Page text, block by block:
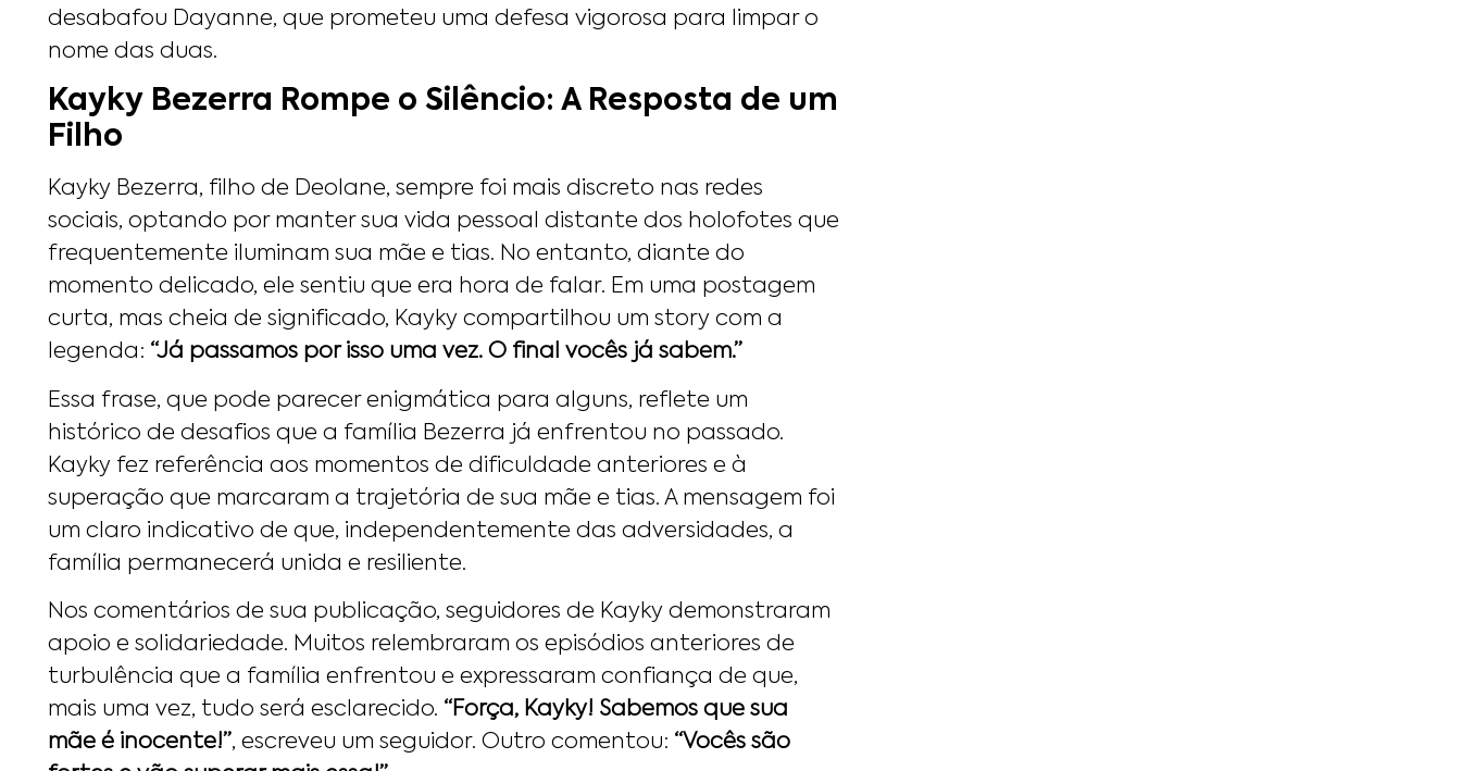
desabafou Dayanne, que prometeu uma defesa vigorosa para limpar o
nome das duas.
Kayky Bezerra Rompe o Silêncio: A Resposta de um
Filho
Kayky Bezerra, filho de Deolane, sempre foi mais discreto nas redes
sociais, optando por manter sua vida pessoal distante dos holofotes que
frequentemente iluminam sua mãe e tias. No entanto, diante do
momento delicado, ele sentiu que era hora de falar. Em uma postagem
curta, mas cheia de significado, Kayky compartilhou um story com a
legenda: “Já passamos por isso uma vez. O final vocês já sabem.”
Essa frase, que pode parecer enigmática para alguns, reflete um
histórico de desafios que a família Bezerra já enfrentou no passado.
Kayky fez referência aos momentos de dificuldade anteriores e à
superação que marcaram a trajetória de sua mãe e tias. A mensagem foi
um claro indicativo de que, independentemente das adversidades, a
família permanecerá unida e resiliente.
Nos comentários de sua publicação, seguidores de Kayky demonstraram
apoio e solidariedade. Muitos relembraram os episódios anteriores de
turbulência que a família enfrentou e expressaram confiança de que,
mais uma vez, tudo será esclarecido. “Força, Kayky! Sabemos que sua
mãe é inocente!”, escreveu um seguidor. Outro comentou: “Vocês são